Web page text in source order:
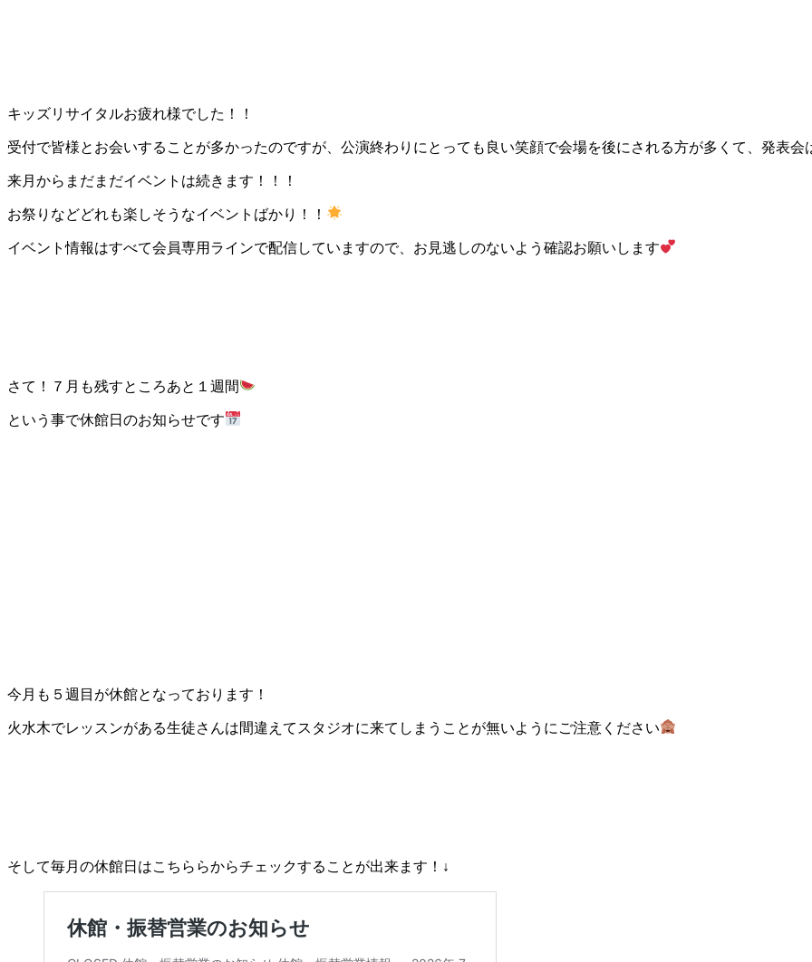
キッズリサイタルお疲れ様でした！！
受付で皆様とお会いすることが多かったのですが、公演終わりにとっても良い笑顔で会場を後にされる方が多くて、発表
来月からまだまだイベントは続きます！！！
お祭りなどどれも楽しそうなイベントばかり！！
イベント情報はすべて会員専用ラインで配信していますので、お見逃しのないよう確認お願いします
さて！７月も残すところあと１週間
という事で休館日のお知らせです
今月も５週目が休館となっております！
火水木でレッスンがある生徒さんは間違えてスタジオに来てしまうことが無いようにご注意ください
そして毎月の休館日はこちららからチェックすることが出来ます！↓